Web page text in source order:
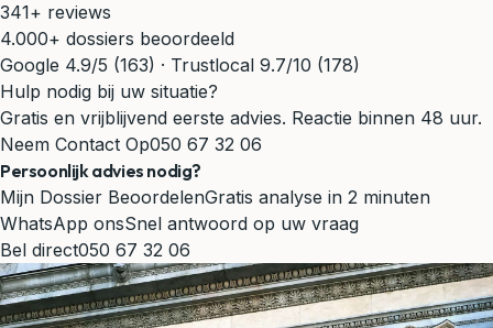
341+ reviews
4.000+ dossiers beoordeeld
Google 4.9/5 (163) · Trustlocal 9.7/10 (178)
Hulp nodig bij uw situatie?
Gratis en vrijblijvend eerste advies. Reactie binnen 48 uur.
Neem Contact Op050 67 32 06
Persoonlijk advies nodig?
Mijn Dossier BeoordelenGratis analyse in 2 minuten
WhatsApp onsSnel antwoord op uw vraag
Bel direct050 67 32 06